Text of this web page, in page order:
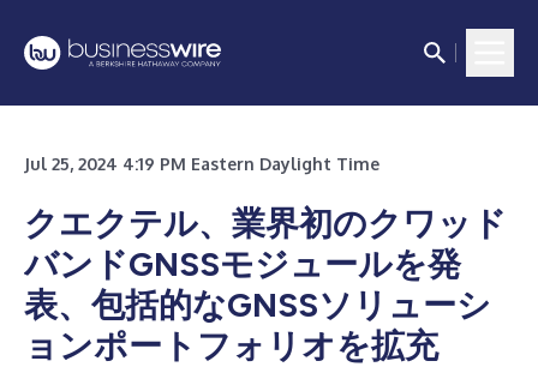
Jul 25, 2024 4:19 PM Eastern Daylight Time
クエクテル、業界初のクワッド
バンドGNSSモジュールを発
表、包括的なGNSSソリューシ
ョンポートフォリオを拡充